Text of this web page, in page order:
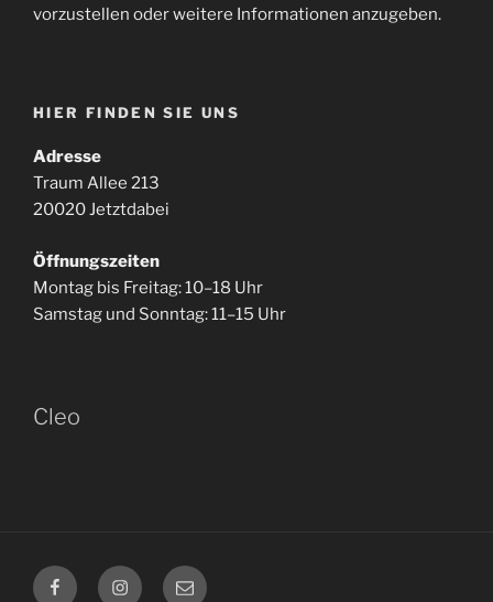
vorzustellen oder weitere Informationen anzugeben.
HIER FINDEN SIE UNS
Adresse
Traum Allee 213
20020 Jetztdabei
Öffnungszeiten
Montag bis Freitag: 10–18 Uhr
Samstag und Sonntag: 11–15 Uhr
Cleo
FacebookInstagram
E-